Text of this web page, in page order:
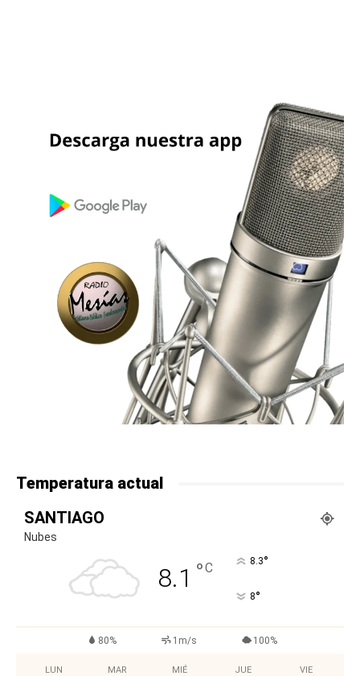
Temperatura actual
SANTIAGO
Nubes
8.1 °C 8.3°
8°
80% 1m/s 100%
LUN MAR MIÉ JUE VIE